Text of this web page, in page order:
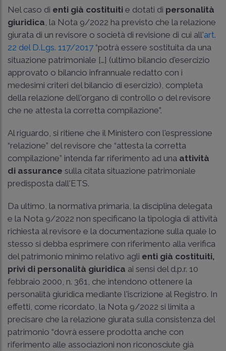
Nel caso di enti già costituiti e dotati di personalità
giuridica , la Nota 9/2022 ha previsto che la relazione
giurata di un revisore o società di revisione di cui all'art.
22 del D.Lgs. 117/2017 “potrà essere sostituita da una
situazione patrimoniale […] (ultimo bilancio d'esercizio
approvato o bilancio infrannuale redatto con i
medesimi criteri del bilancio di esercizio), completa
della relazione dell'organo di controllo o del revisore
che ne attesta la corretta compilazione”.
Al riguardo, si ritiene che il Ministero con l'espressione
“relazione” del revisore che “attesta la corretta
compilazione” intenda far riferimento ad una attività
di assurance sulla citata situazione patrimoniale
predisposta dall'ETS.
Da ultimo, la normativa primaria, la disciplina delegata
e la Nota 9/2022 non specificano la tipologia di attività
richiesta al revisore e la documentazione sulla quale lo
stesso si debba esprimere con riferimento alla verifica
del patrimonio minimo relativo agli enti già costituiti,
privi di personalità giuridica ai sensi del d.p.r. 10
febbraio 2000, n. 361, che intendono ottenere la
personalità giuridica mediante l'iscrizione al Registro. In
effetti, come ricordato, la Nota 9/2022 si limita a
precisare che la relazione giurata sulla consistenza del
patrimonio “dovrà essere prodotta anche con
riferimento alle associazioni non riconosciute già